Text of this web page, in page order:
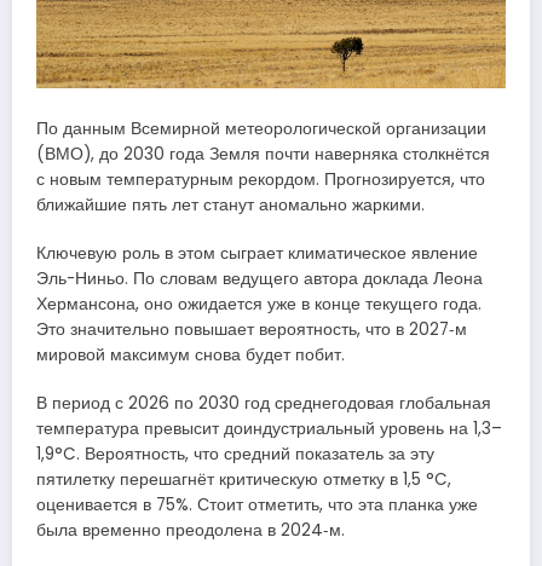
По данным Всемирной метеорологической организации
(ВМО), до 2030 года Земля почти наверняка столкнётся
с новым температурным рекордом. Прогнозируется, что
ближайшие пять лет станут аномально жаркими.
Ключевую роль в этом сыграет климатическое явление
Эль-Ниньо. По словам ведущего автора доклада Леона
Хермансона, оно ожидается уже в конце текущего года.
Это значительно повышает вероятность, что в 2027‑м
мировой максимум снова будет побит.
В период с 2026 по 2030 год среднегодовая глобальная
температура превысит доиндустриальный уровень на 1,3–
1,9°C. Вероятность, что средний показатель за эту
пятилетку перешагнёт критическую отметку в 1,5 °C,
оценивается в 75%. Стоит отметить, что эта планка уже
была временно преодолена в 2024‑м.